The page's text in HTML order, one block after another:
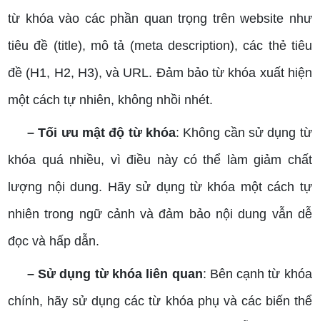
từ khóa vào các phần quan trọng trên website như
tiêu đề (title), mô tả (meta description), các thẻ tiêu
đề (H1, H2, H3), và URL. Đảm bảo từ khóa xuất hiện
một cách tự nhiên, không nhồi nhét.
– Tối ưu mật độ từ khóa: Không cần sử dụng từ
khóa quá nhiều, vì điều này có thể làm giảm chất
lượng nội dung. Hãy sử dụng từ khóa một cách tự
nhiên trong ngữ cảnh và đảm bảo nội dung vẫn dễ
đọc và hấp dẫn.
– Sử dụng từ khóa liên quan: Bên cạnh từ khóa
chính, hãy sử dụng các từ khóa phụ và các biến thể